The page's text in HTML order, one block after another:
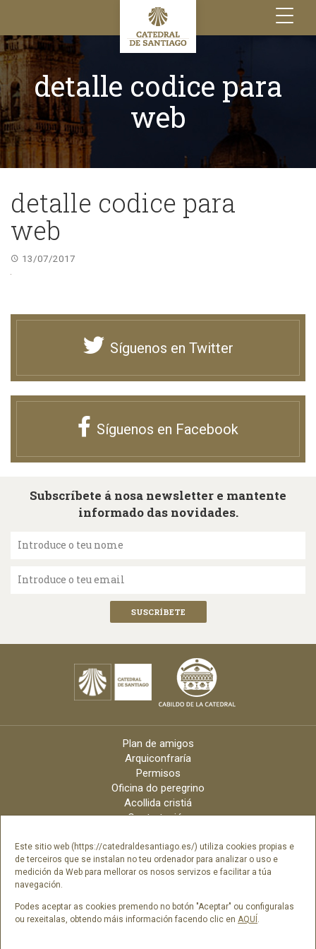
Este sitio web (https://catedraldesantiago.es/) utiliza cookies propias e
de terceiros que se instalan no teu ordenador para analizar o uso e
medición da Web para mellorar os nosos servizos e facilitar a túa
navegación.
Podes aceptar as cookies premendo no botón "Aceptar" ou configuralas
ou rexeitalas, obtendo máis información facendo clic en AQUÍ.
Toggle
navigation
detalle codice para
web
detalle codice para
web
13/07/2017
Síguenos en Twitter
Síguenos en Facebook
Subscríbete á nosa newsletter e mantente
informado das novidades.
Introduce o teu nome
Introduce o teu email
Plan de amigos
Arquiconfraría
Permisos
Oficina do peregrino
Acollida cristiá
Contratación
Arquidiócese
Créditos
Catálogo Dixital